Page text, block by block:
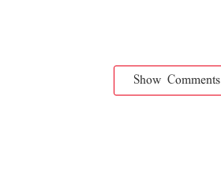
Show Comments